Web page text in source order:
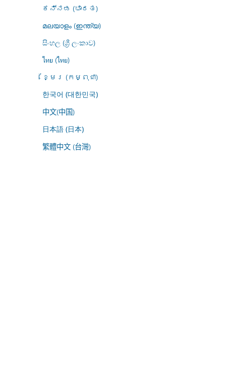
ಕನ್ನಡ (ಭಾರತ)
മലയാളം (ഇന്ത്യ)
සිංහල (ශ්‍රී ලංකාව)
ไทย (ไทย)
ខ្មែរ (កម្ពុជា)
한국어 (대한민국)
中文(中国)
日本語 (日本)
繁體中文 (台灣)